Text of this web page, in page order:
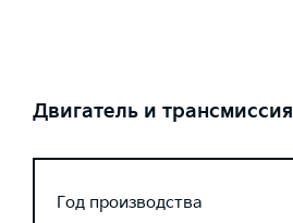
Двигатель и трансмиссия
Год производства